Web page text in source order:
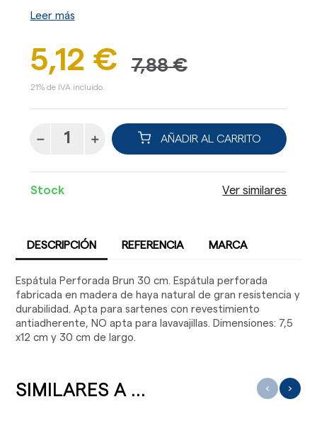
Leer más
5,12 € 7,88 €
21% de IVA incluido.
AÑADIR AL CARRITO
Stock Ver similares
DESCRIPCIÓN REFERENCIA MARCA
Espátula Perforada Brun 30 cm. Espátula perforada
fabricada en madera de haya natural de gran resistencia y
durabilidad. Apta para sartenes con revestimiento
antiadherente, NO apta para lavavajillas. Dimensiones: 7,5
x12 cm y 30 cm de largo.
SIMILARES A ... ‹ ›